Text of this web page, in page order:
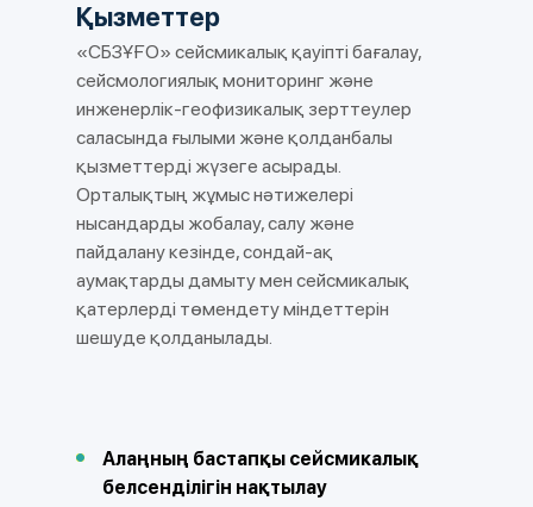
Қызметтер
«СБЗҰҒО» сейсмикалық қауіпті бағалау,
сейсмологиялық мониторинг және
инженерлік-геофизикалық зерттеулер
саласында ғылыми және қолданбалы
қызметтерді жүзеге асырады.
Орталықтың жұмыс нәтижелері
нысандарды жобалау, салу және
пайдалану кезінде, сондай-ақ
аумақтарды дамыту мен сейсмикалық
қатерлерді төмендету міндеттерін
шешуде қолданылады.
Алаңның бастапқы сейсмикалық
белсенділігін нақтылау